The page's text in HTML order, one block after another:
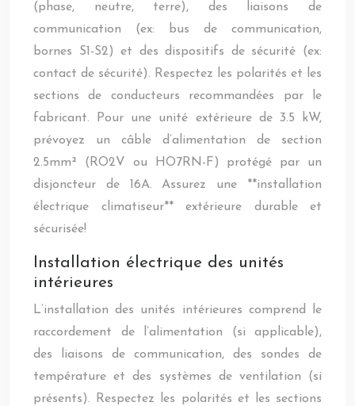
(phase, neutre, terre), des liaisons de
communication (ex: bus de communication,
bornes S1-S2) et des dispositifs de sécurité (ex:
contact de sécurité). Respectez les polarités et les
sections de conducteurs recommandées par le
fabricant. Pour une unité extérieure de 3.5 kW,
prévoyez un câble d’alimentation de section
2.5mm² (RO2V ou HO7RN-F) protégé par un
disjoncteur de 16A. Assurez une **installation
électrique climatiseur** extérieure durable et
sécurisée!
Installation électrique des unités
intérieures
L’installation des unités intérieures comprend le
raccordement de l’alimentation (si applicable),
des liaisons de communication, des sondes de
température et des systèmes de ventilation (si
présents). Respectez les polarités et les sections